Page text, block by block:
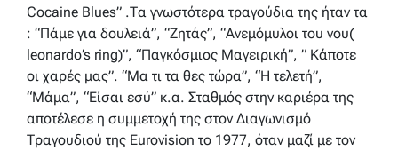
Cocaine Blues” .Τα γνωστότερα τραγούδια της ήταν τα
: “Πάμε για δουλειά”, “Ζητάς”, “Ανεμόμυλοι του νου(
leonardo’s ring)”, “Παγκόσμιος Μαγειρική”, ” Κάποτε
οι χαρές μας”. “Μα τι τα θες τώρα”, “Η τελετή”,
“Μάμα”, “Είσαι εσύ” κ.α. Σταθμός στην καριέρα της
αποτέλεσε η συμμετοχή της στον Διαγωνισμό
Τραγουδιού της Eurovision το 1977, όταν μαζί με τον